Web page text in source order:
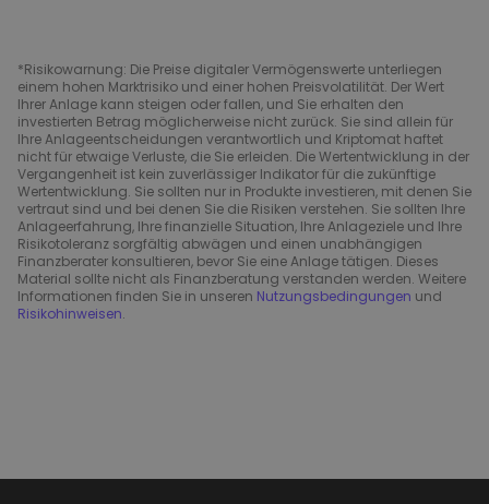
*Risikowarnung: Die Preise digitaler Vermögenswerte unterliegen
einem hohen Marktrisiko und einer hohen Preisvolatilität. Der Wert
Ihrer Anlage kann steigen oder fallen, und Sie erhalten den
investierten Betrag möglicherweise nicht zurück. Sie sind allein für
Ihre Anlageentscheidungen verantwortlich und Kriptomat haftet
nicht für etwaige Verluste, die Sie erleiden. Die Wertentwicklung in der
Vergangenheit ist kein zuverlässiger Indikator für die zukünftige
Wertentwicklung. Sie sollten nur in Produkte investieren, mit denen Sie
vertraut sind und bei denen Sie die Risiken verstehen. Sie sollten Ihre
Anlageerfahrung, Ihre finanzielle Situation, Ihre Anlageziele und Ihre
Risikotoleranz sorgfältig abwägen und einen unabhängigen
Finanzberater konsultieren, bevor Sie eine Anlage tätigen. Dieses
Material sollte nicht als Finanzberatung verstanden werden. Weitere
Informationen finden Sie in unseren Nutzungsbedingungen und
Risikohinweisen.